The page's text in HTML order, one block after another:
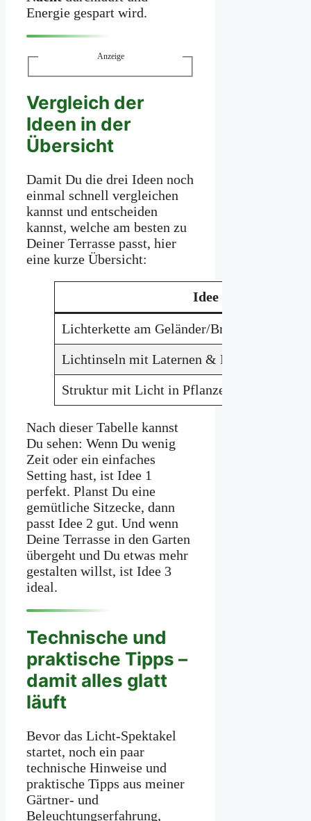
Energie gespart wird.
Anzeige
Vergleich der
Ideen in der
Übersicht
Damit Du die drei Ideen noch
einmal schnell vergleichen
kannst und entscheiden
kannst, welche am besten zu
Deiner Terrasse passt, hier
eine kurze Übersicht:
Idee
Lichterkette am Geländer/Brüstung
Lichtinseln mit Laternen & Pflanzkübeln
Struktur mit Licht in Pflanzen oder entlang
Nach dieser Tabelle kannst
Du sehen: Wenn Du wenig
Zeit oder ein einfaches
Setting hast, ist Idee 1
perfekt. Planst Du eine
gemütliche Sitzecke, dann
passt Idee 2 gut. Und wenn
Deine Terrasse in den Garten
übergeht und Du etwas mehr
gestalten willst, ist Idee 3
ideal.
Technische und
praktische Tipps –
damit alles glatt
läuft
Bevor das Licht-Spektakel
startet, noch ein paar
technische Hinweise und
praktische Tipps aus meiner
Gärtner- und
Beleuchtungserfahrung,